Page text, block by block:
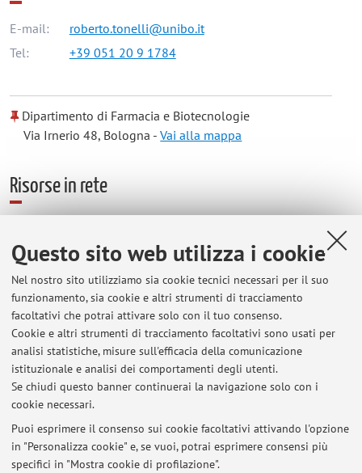
Questo sito web utilizza i cookie
Nel nostro sito utilizziamo sia cookie tecnici necessari per il suo
funzionamento, sia cookie e altri strumenti di tracciamento
facoltativi che potrai attivare solo con il tuo consenso.
Cookie e altri strumenti di tracciamento facoltativi sono usati per
analisi statistiche, misure sull'efficacia della comunicazione
istituzionale e analisi dei comportamenti degli utenti.
Se chiudi questo banner continuerai la navigazione solo con i
cookie necessari.
Puoi esprimere il consenso sui cookie facoltativi attivando l'opzione
in "Personalizza cookie" e, se vuoi, potrai esprimere consensi più
specifici in "Mostra cookie di profilazione".
E-mail:
roberto.tonelli@unibo.it
Tel:
+39 051 20 9 1784
Dipartimento di Farmacia e Biotecnologie
Via Irnerio 48, Bologna -Vai alla mappa
Risorse in rete
Orario di ricevimento
Tutti i giorni, salvo impegni, presso il Dipartimento di
Farmacologia, Via Irnerio 48-Bologna. Contattare il docente
allo 051-2091784 o tramite email all'indirizzo
roberto.tonelli@unibo.it
Ultimi avvisi